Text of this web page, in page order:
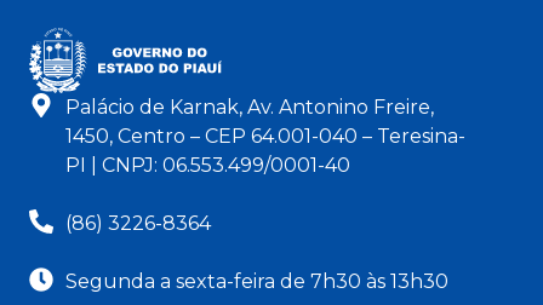
Palácio de Karnak, Av. Antonino Freire,
1450, Centro – CEP 64.001-040 – Teresina-
PI | CNPJ: 06.553.499/0001-40
(86) 3226-8364
Segunda a sexta-feira de 7h30 às 13h30